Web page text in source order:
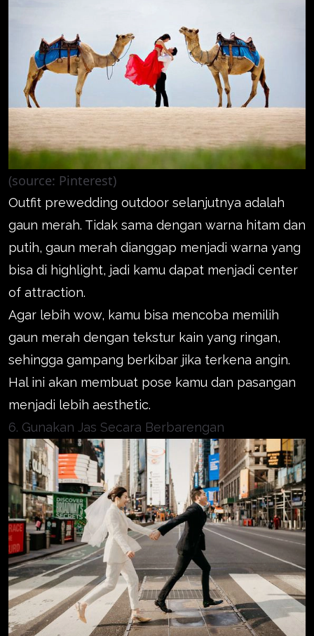
(source: Pinterest)
Outfit prewedding outdoor selanjutnya adalah
gaun merah. Tidak sama dengan warna hitam dan
putih, gaun merah dianggap menjadi warna yang
bisa di highlight, jadi kamu dapat menjadi center
of attraction.
Agar lebih wow, kamu bisa mencoba memilih
gaun merah dengan tekstur kain yang ringan,
sehingga gampang berkibar jika terkena angin.
Hal ini akan membuat pose kamu dan pasangan
menjadi lebih aesthetic.
6. Gunakan Jas Secara Berbarengan